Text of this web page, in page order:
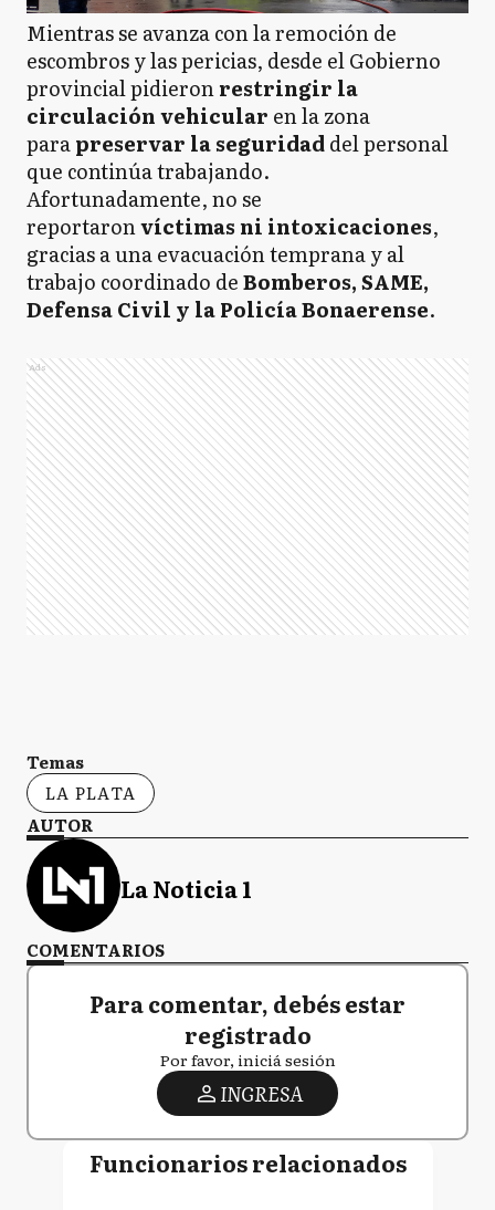
Mientras se avanza con la remoción de
escombros y las pericias, desde el Gobierno
provincial pidieronrestringir la
circulación vehicular en la zona
parapreservar la seguridaddel personal
que continúa trabajando.
Afortunadamente, no se
reportaronvíctimas ni intoxicaciones,
gracias a una evacuación temprana y al
trabajo coordinado deBomberos, SAME,
Defensa Civil y la Policía Bonaerense.
Ads
Temas
LA PLATA
AUTOR
La Noticia 1
COMENTARIOS
Para comentar, debés estar
registrado
Por favor, iniciá sesión
INGRESA
Funcionarios relacionados